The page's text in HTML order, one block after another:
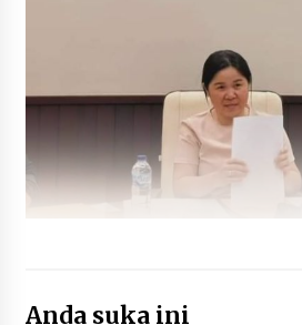
Anda suka ini